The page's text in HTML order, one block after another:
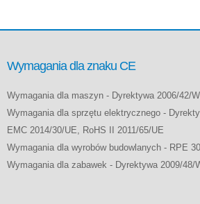
Wymagania dla znaku CE
Wymagania dla maszyn - Dyrektywa 2006/42/
Wymagania dla sprzętu elektrycznego -
EMC 2014/30/UE, RoHS II 2011/65/UE
Wymagania dla wyrobów budowlanych - RPE
Wymagania dla zabawek - Dyrektywa 2009/48/